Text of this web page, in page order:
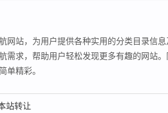
网站，为用户提供各种实用的分类目录信
需求，帮助用户轻松发现更多有趣的网站
单精彩。
站转让